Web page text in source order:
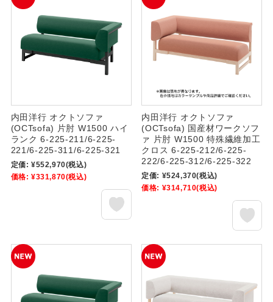
内田洋行 オクトソファ
(OCTsofa) 片肘 W1500 ハイ
ランク 6-225-211/6-225-
221/6-225-311/6-225-321
定価: ¥552,970(税込)
価格: ¥331,870(税込)
内田洋行 オクトソファ
(OCTsofa) 国産材ワークソフ
ァ 片肘 W1500 特殊繊維加工
クロス 6-225-212/6-225-
222/6-225-312/6-225-322
定価: ¥524,370(税込)
価格: ¥314,710(税込)